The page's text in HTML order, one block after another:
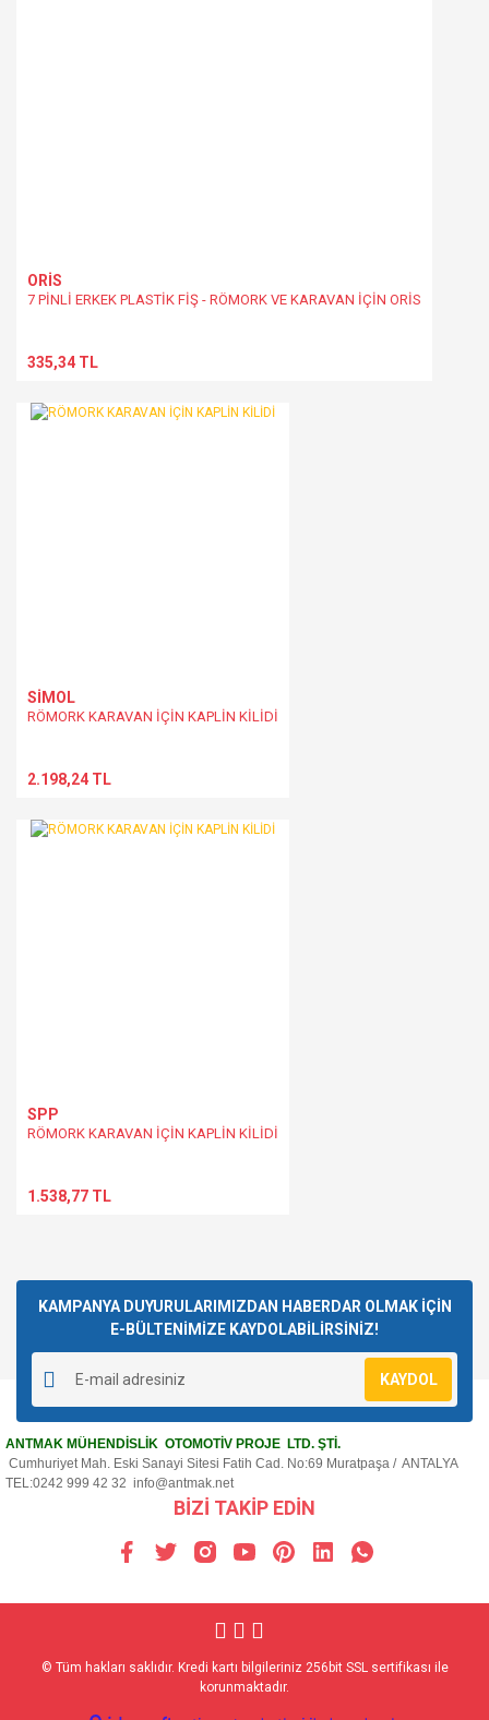
ORİS
7 PİNLİ ERKEK PLASTİK FİŞ - RÖMORK VE KARAVAN İÇİN ORİS
335,34 TL
SİMOL
RÖMORK KARAVAN İÇİN KAPLİN KİLİDİ
2.198,24 TL
SPP
RÖMORK KARAVAN İÇİN KAPLİN KİLİDİ
1.538,77 TL
KAMPANYA DUYURULARIMIZDAN HABERDAR OLMAK İÇİN
E-BÜLTENİMİZE KAYDOLABİLİRSİNİZ!
KAYDOL
ANTMAK MÜHENDİSLİK OTOMOTİV PROJE LTD. ŞTİ.
Cumhuriyet Mah. Eski Sanayi Sitesi Fatih Cad. No:69 Muratpaşa / ANTALYA
TEL:0242 999 42 32 info@antmak.net
BİZİ TAKİP EDİN
© Tüm hakları saklıdır. Kredi kartı bilgileriniz 256bit SSL sertifikası ile
korunmaktadır.